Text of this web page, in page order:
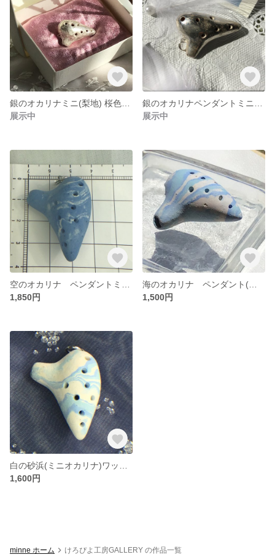
展示中
展示中
1,850円
1,500円
1,600円
minne ホーム けろぴよ工房GALLERY の作品一覧